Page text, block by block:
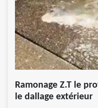
Ramonage Z.T le
le dallage extérieur